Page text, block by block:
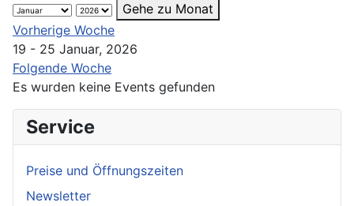
Gehe zu Monat
Vorherige Woche
19 - 25 Januar, 2026
Folgende Woche
Es wurden keine Events gefunden
Service
Preise und Öffnungszeiten
Newsletter